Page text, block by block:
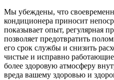
Мы убеждены, что
кондиционера приносит
показывает опыт, регулярная
позволяет предотвратить
его срок службы и снизить
чистые и исправно
более здоровую атмосферу
вреда вашему здоровью и